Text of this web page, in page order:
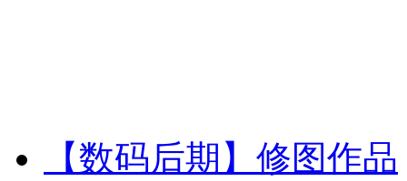
【数码后期】修图作品